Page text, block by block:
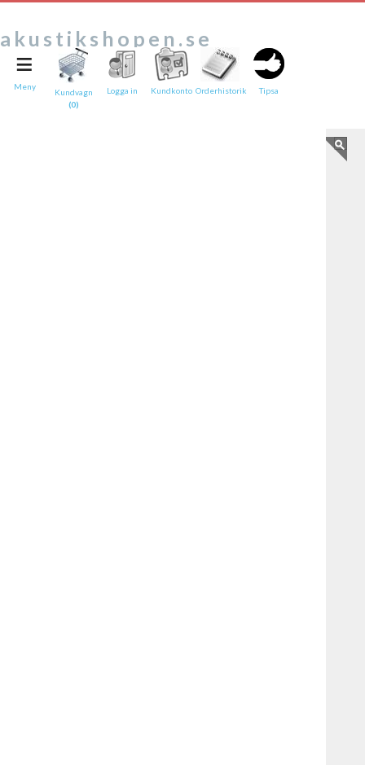
akustikshopen.se
≡
Meny
Kundvagn
(0)
Logga in Kundkonto Orderhistorik Tipsa
Tipsa en vän:
e-post*